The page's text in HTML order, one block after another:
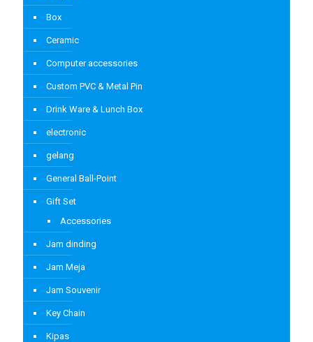
Box
Ceramic
Computer accessories
Custom PVC & Metal Pin
Drink Ware & Lunch Box
electronic
gelang
General Ball-Point
Gift Set
Accessories
Jam dinding
Jam Meja
Jam Souvenir
Key Chain
Kipas